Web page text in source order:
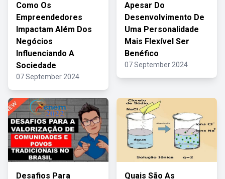
Como Os
Empreendedores
Impactam Além Dos
Negócios
Influenciando A
Sociedade
07 September 2024
Apesar Do
Desenvolvimento De
Uma Personalidade
Mais Flexível Ser
Benéfico
07 September 2024
Desafios Para Quais São As